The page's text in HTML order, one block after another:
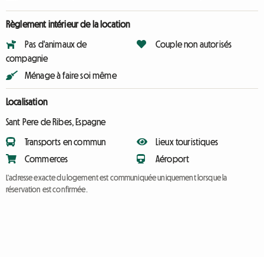
Règlement intérieur de la location
Pas d'animaux de
compagnie
Ménage à faire soi même
Couple non autorisés
Localisation
Sant Pere de Ribes, Espagne
Transports en commun
Commerces
Lieux touristiques
Aéroport
L'adresse exacte du logement est communiquée uniquement lorsque la
réservation est confirmée.